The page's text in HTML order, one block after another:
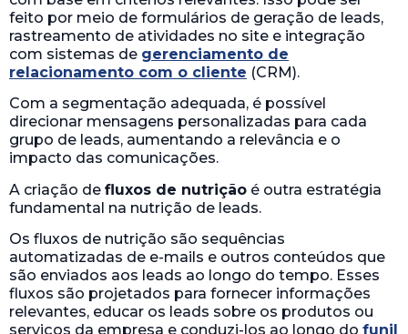
feito por meio de formulários de geração de leads,
rastreamento de atividades no site e integração
com sistemas de gerenciamento de
relacionamento com o cliente (CRM).
Com a segmentação adequada, é possível
direcionar mensagens personalizadas para cada
grupo de leads, aumentando a relevância e o
impacto das comunicações.
A criação de fluxos de nutrição é outra estratégia
fundamental na nutrição de leads.
Os fluxos de nutrição são sequências
automatizadas de e-mails e outros conteúdos que
são enviados aos leads ao longo do tempo. Esses
fluxos são projetados para fornecer informações
relevantes, educar os leads sobre os produtos ou
serviços da empresa e conduzi-los ao longo do funil